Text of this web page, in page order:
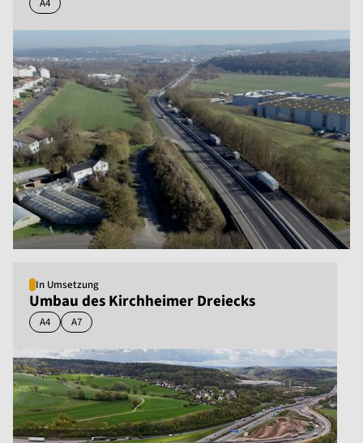
A4
In Umsetzung
Umbau des Kirchheimer Dreiecks
A4 A7